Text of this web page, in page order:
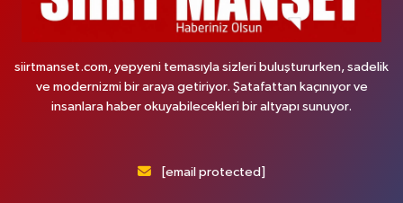
siirtmanset.com, yepyeni temasıyla sizleri buluştururken, sadelik
ve modernizmi bir araya getiriyor. Şatafattan kaçınıyor ve
insanlara haber okuyabilecekleri bir altyapı sunuyor.
[email protected]